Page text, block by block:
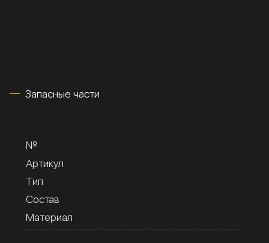
Запасные части
№
Артикул
Тип
Состав
Материал